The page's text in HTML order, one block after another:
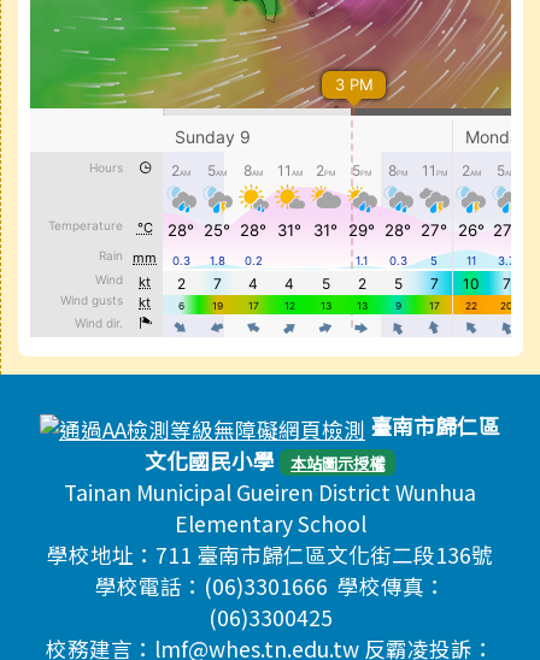
頁尾區域內容
臺南市歸仁區
文化國民小學 本站圖示授權
Tainan Municipal Gueiren District Wunhua
Elementary School
學校地址：711 臺南市歸仁區文化街二段136號
學校電話：(06)3301666 學校傳真：
(06)3300425
校務建言：lmf@whes.tn.edu.tw 反霸凌投訴：